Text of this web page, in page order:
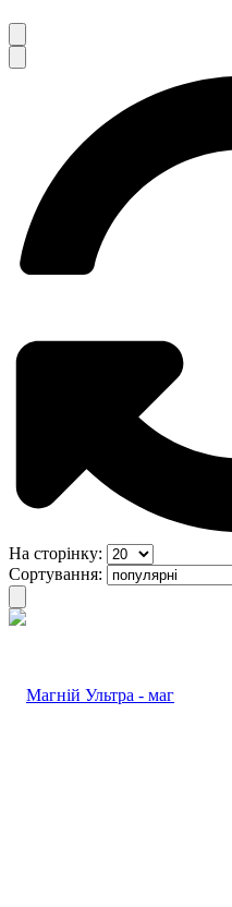
На сторінку:
Сортування: